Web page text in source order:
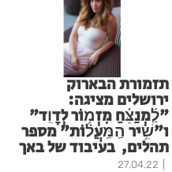
תזמורת הבארוק
ירושלים מציגה:
"לַֽ֜מְנַצֵּ֗חַ מִזְמ֥וֹר לְדָוִֽד"
ו"שִׁ֥יר הַֽמַּֽעֲל֗וֹת" מספר
תהלים, בעיבוד של באך
27.04.22